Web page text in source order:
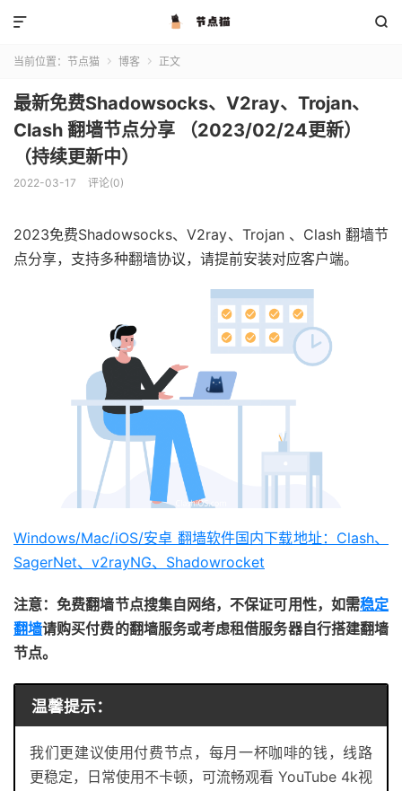


当前位置： 节点猫  博客  正文
最新免费Shadowsocks、V2ray、Trojan、
Clash 翻墙节点分享 （2023/02/24更新）
（持续更新中）
2022-03-17 评论(0)
2023免费Shadowsocks、V2ray、Trojan 、Clash 翻墙节
点分享，支持多种翻墙协议，请提前安装对应客户端。
Windows/Mac/iOS/安卓 翻墙软件国内下载地址：Clash、
SagerNet、v2rayNG、Shadowrocket
注意：免费翻墙节点搜集自网络，不保证可用性，如需稳定
翻墙请购买付费的翻墙服务或考虑租借服务器自行搭建翻墙
节点。
温馨提示：
我们更建议使用付费节点，每月一杯咖啡的钱，线路
更稳定，日常使用不卡顿，可流畅观看 YouTube 4k视